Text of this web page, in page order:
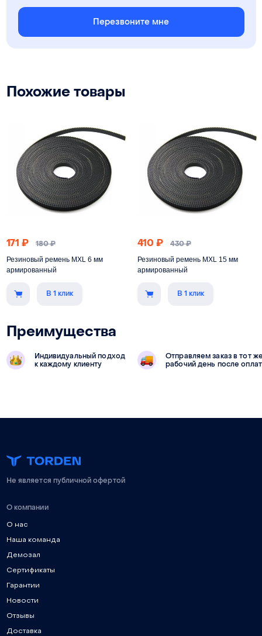
Перезвоните мне
Похожие товары
171₽ 180₽
Резиновый ремень MXL 6 мм
армированный
В 1 клик
410₽ 430₽
Резиновый ремень MXL 15 мм
армированный
В 1 клик
Преимущества
Индивидуальный подход
к каждому клиенту
Отправляем заказ в тот
рабочий день после
Не является публичной офертой
О компании
О нас
Наша команда
Демозал
Сертификаты
Гарантии
Новости
Отзывы
Доставка